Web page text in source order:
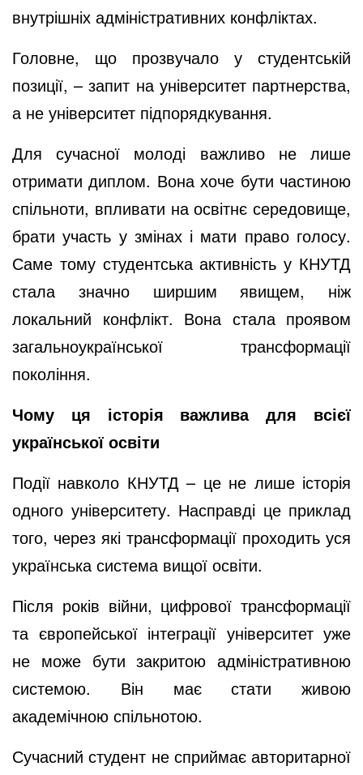
внутрішніх адміністративних конфліктах.
Головне, що прозвучало у студентській
позиції, – запит на університет партнерства,
а не університет підпорядкування.
Для сучасної молоді важливо не лише
отримати диплом. Вона хоче бути частиною
спільноти, впливати на освітнє середовище,
брати участь у змінах і мати право голосу.
Саме тому студентська активність у КНУТД
стала значно ширшим явищем, ніж
локальний конфлікт. Вона стала проявом
загальноукраїнської трансформації
покоління.
Чому ця історія важлива для всієї
української освіти
Події навколо КНУТД – це не лише історія
одного університету. Насправді це приклад
того, через які трансформації проходить уся
українська система вищої освіти.
Після років війни, цифрової трансформації
та європейської інтеграції університет уже
не може бути закритою адміністративною
системою. Він має стати живою
академічною спільнотою.
Сучасний студент не сприймає авторитарної